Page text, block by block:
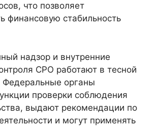
что позволяет
финансовую стабильность
надзор и внутренние
СРО работают в тесной
Федеральные органы
проверки соблюдения
выдают рекомендации по
и могут применять